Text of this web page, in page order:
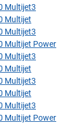
Multijet3
Multijet
Multijet3
Multijet Power
Multijet3
Multijet
Multijet3
Multijet
Multijet3
Multijet Power